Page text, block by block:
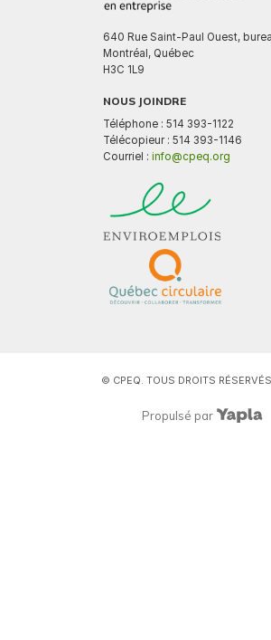
640 Rue Saint-Paul Ouest,
Montréal, Québec
H3C 1L9
NOUS JOINDRE
Téléphone : 514 393-1122
Télécopieur : 514 393-1146
Courriel : info@cpeq.org
© CPEQ. TOUS DROITS
Propulsé par